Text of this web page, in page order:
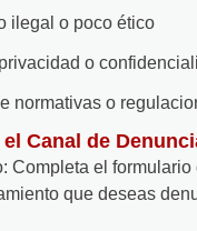
ilegal o poco ético
o
normativas o
Canal de
Completa el
que deseas